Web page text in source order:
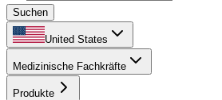
Suchen
United States
Medizinische Fachkräfte
Produkte